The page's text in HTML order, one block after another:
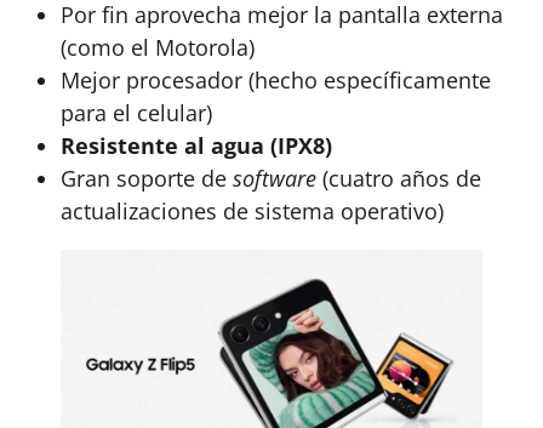
Por fin aprovecha mejor la pantalla externa
(como el Motorola)
Mejor procesador (hecho específicamente
para el celular)
Resistente al agua (IPX8)
Gran soporte de software (cuatro años de
actualizaciones de sistema operativo)